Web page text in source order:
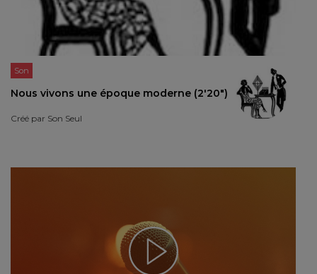
Son
Nous vivons une époque moderne (2'20")
Créé par Son Seul